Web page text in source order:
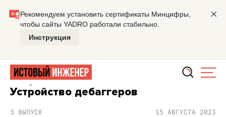
ПОДКАСТ БИТОВЫЕ МАСКИ
Разработка небажного отладчика.
Устройство дебаггеров
3 ВЫПУСК 15 АВГУСТА 2023